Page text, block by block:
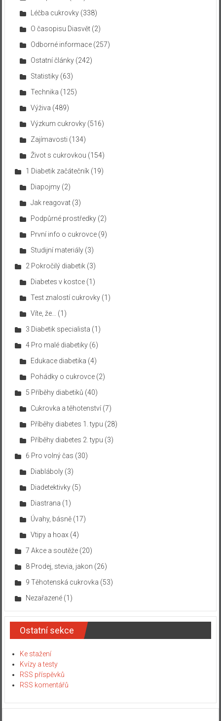
Léčba cukrovky(338)
O časopisu Diasvět(2)
Odborné informace(257)
Ostatní články(242)
Statistiky(63)
Technika (125)
Výživa (489)
Výzkum cukrovky(516)
Zajímavosti (134)
Život s cukrovkou (154)
1 Diabetik začátečník(19)
Diapojmy(2)
Jak reagovat(3)
Podpůrné prostředky(2)
První info o cukrovce(9)
Studijní materiály(3)
2 Pokročilý diabetik(3)
Diabetes v kostce(1)
Test znalostí cukrovky(1)
Víte, že…
(1)
3 Diabetik specialista (1)
4 Pro malé diabetiky(6)
Edukace diabetika (4)
Pohádky o cukrovce(2)
5 Příběhy diabetiků (40)
Cukrovka a těhotenství(7)
Příběhy diabetes 1. typu (28)
Příběhy diabetes 2. typu (3)
6 Pro volný čas (30)
Diabláboly(3)
Diadetektivky(5)
Diastrana (1)
Úvahy, básně(17)
Vtipy a hoax (4)
7 Akce a soutěže(20)
8 Prodej, stevia, jakon (26)
9 Těhotenská cukrovka (53)
Nezařazené(1)
Ostatní sekce
Ke stažení
Kvízy a testy
RSS příspěvků
RSS komentářů